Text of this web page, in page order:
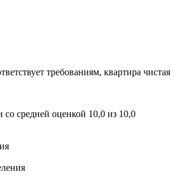
требованиям, квартира чистая
средней оценкой 10,0 из 10,0